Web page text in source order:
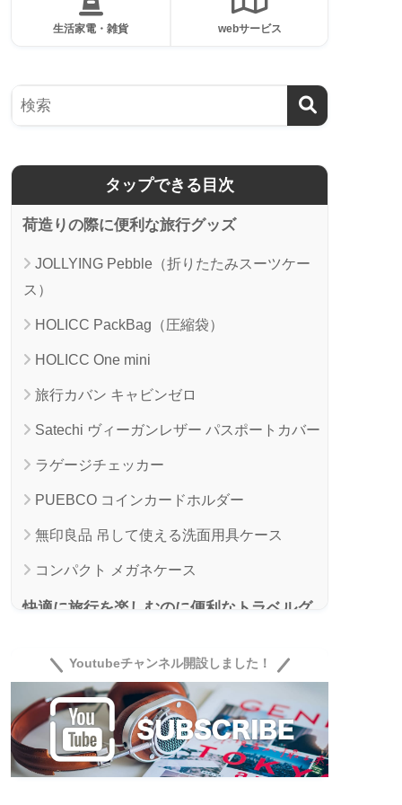
生活家電・雑貨 webサービス
タップできる目次
荷造りの際に便利な旅行グッズ
JOLLYING Pebble（折りたたみスーツケー
ス）
HOLICC PackBag（圧縮袋）
HOLICC One mini
旅行カバン キャビンゼロ
Satechi ヴィーガンレザー パスポートカバー
ラゲージチェッカー
PUEBCO コインカードホルダー
無印良品 吊して使える洗面用具ケース
コンパクト メガネケース
快適に旅行を楽しむのに便利なトラベルグ
Loop Quiet（耳栓）
VENEX (ベネクス) アイマスク
OOFOS（ウーフォス）リカバリーサンダル
セキュリポ（ウエストポーチ）
Youtubeチャンネル開設しました！